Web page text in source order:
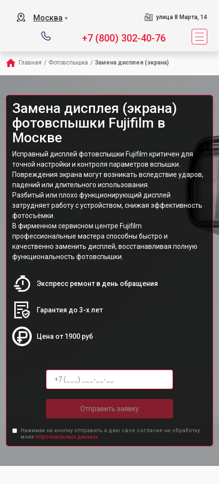
Москва ▼ улица 8 Марта, 14
+7 (800) 302-40-76
Главная / Фотовспышка / Замена дисплея (экрана)
Замена дисплея (экрана)
фотовспышки Fujifilm в
Москве
Исправный дисплей фотовспышки Fujifilm критичен для
точной настройки и контроля параметров вспышки.
Повреждения экрана могут возникать вследствие ударов,
падений или длительного использования.
Разбитый или плохо функционирующий дисплей
затрудняет работу с устройством, снижая эффективность
фотосъёмки.
В фирменном сервисном центре Fujifilm
профессиональные мастера способны быстро и
качественно заменить дисплей, восстанавливая полную
функциональность фотовспышки.
Экспресс ремонт в день обращения
Гарантия до 3-х лет
Цена от 1900 руб
Отправить заявку
Нажимая на кнопку отправить я даю свое согласие на обработку
моих персональных данных.